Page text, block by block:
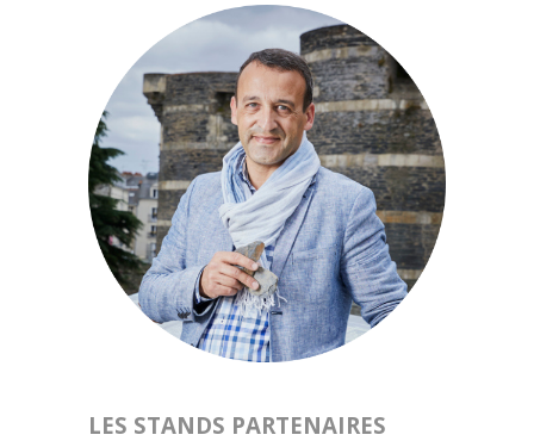
LES STANDS PARTENAIRES